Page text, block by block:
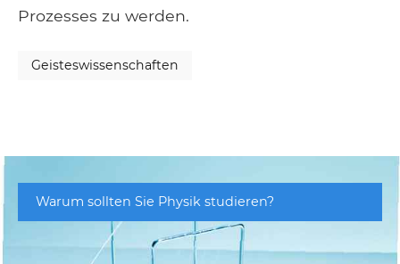
Prozesses zu werden.
Geisteswissenschaften
Warum sollten Sie Physik studieren?